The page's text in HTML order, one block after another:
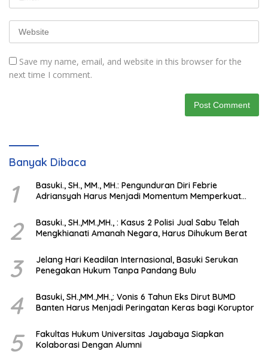
Save my name, email, and website in this browser for the
next time I comment.
Banyak Dibaca
1
Basuki., SH., MM., MH.: Pengunduran Diri Febrie
Adriansyah Harus Menjadi Momentum Memperkuat
2
Basuki., SH.,MM.,MH., : Kasus 2 Polisi Jual Sabu Telah
Mengkhianati Amanah Negara, Harus Dihukum Berat
3
Jelang Hari Keadilan Internasional, Basuki Serukan
Penegakan Hukum Tanpa Pandang Bulu
4
Basuki, SH.,MM.,MH.,: Vonis 6 Tahun Eks Dirut BUMD
Banten Harus Menjadi Peringatan Keras bagi Koruptor
5
Fakultas Hukum Universitas Jayabaya Siapkan
Kolaborasi Dengan Alumni